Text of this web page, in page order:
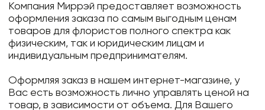
Компания Миррэй предоставляет возможность
оформления заказа по самым выгодным ценам
товаров для флористов полного спектра как
физическим, так и юридическим лицам и
индивидуальным предпринимателям.
Оформляя заказ в нашем интернет-магазине, у
Вас есть возможность лично управлять ценой на
товар, в зависимости от объема. Для Вашего